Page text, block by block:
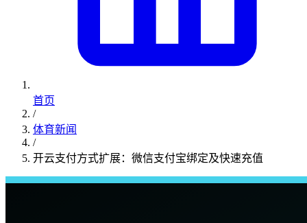
首页
/
体育新闻
/
开云支付方式扩展：微信支付宝绑定及快速充值